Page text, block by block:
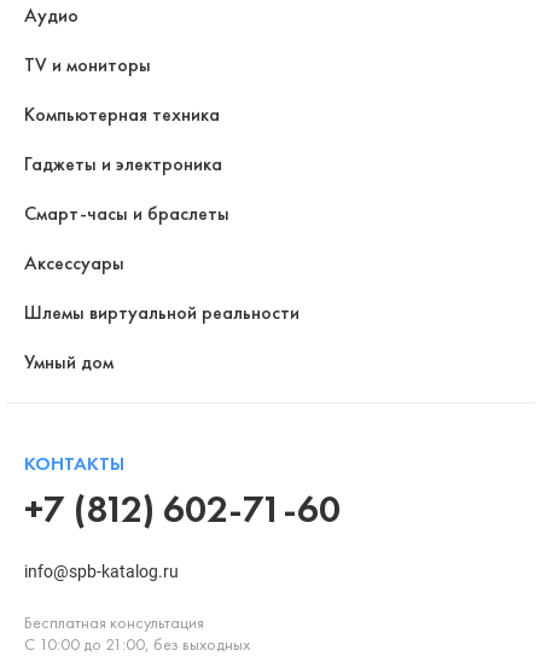
Аудио
TV и мониторы
Компьютерная техника
Гаджеты и электроника
Смарт-часы и браслеты
Аксессуары
Шлемы виртуальной реальности
Умный дом
КОНТАКТЫ
+7 (812) 602-71-60
info@spb-katalog.ru
Бесплатная консультация
С 10:00 до 21:00, без выходных